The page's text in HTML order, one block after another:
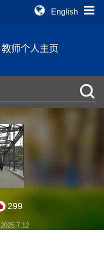
English
教师个人主页
299
2025.7.12